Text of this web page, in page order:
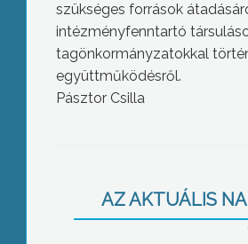
szükséges források
intézményfenntartó
tagönkormányzatokkal
együttműködésről.
Pásztor Csilla
AZ AKTUÁLIS